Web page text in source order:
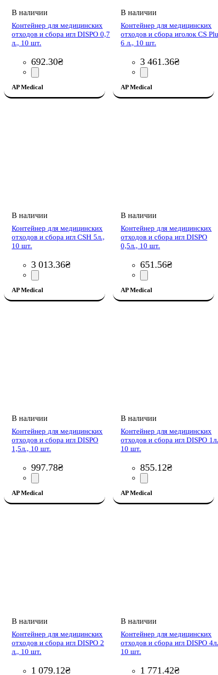
Контейнер для медицинских
отходов и сбора игл DISPO 0,7
л., 10 шт.
692.30₴
AP Medical
Контейнер для медицинских
отходов и сбора иголок CS
6 л., 10 шт.
3 461.36₴
AP Medical
Контейнер для медицинских
отходов и сбора игл CSH 5л.,
10 шт.
3 013.36₴
AP Medical
Контейнер для медицинских
отходов и сбора игл DISPO
0,5л., 10 шт.
651.56₴
AP Medical
Контейнер для медицинских
отходов и сбора игл DISPO
1,5л., 10 шт.
997.78₴
AP Medical
Контейнер для медицинских
отходов и сбора игл DISPO
10 шт.
855.12₴
AP Medical
Контейнер для медицинских
отходов и сбора игл DISPO 2
л., 10 шт.
1 079.12₴
Контейнер для медицинских
отходов и сбора игл DISPO
10 шт.
1 771.42₴